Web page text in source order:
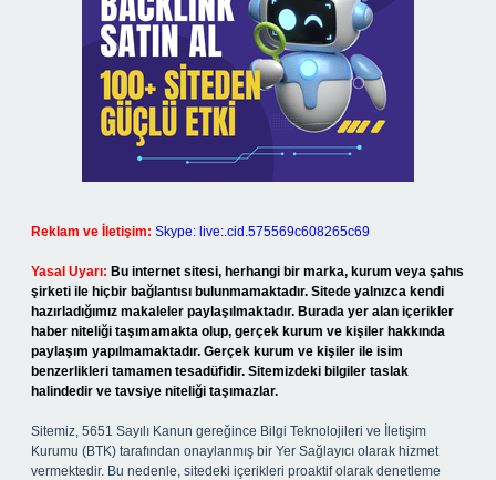
Reklam ve İletişim: Skype: live:.cid.575569c608265c69
Yasal Uyarı: Bu internet sitesi, herhangi bir marka, kurum veya şahıs
şirketi ile hiçbir bağlantısı bulunmamaktadır. Sitede yalnızca kendi
hazırladığımız makaleler paylaşılmaktadır. Burada yer alan içerikler
haber niteliği taşımamakta olup, gerçek kurum ve kişiler hakkında
paylaşım yapılmamaktadır. Gerçek kurum ve kişiler ile isim
benzerlikleri tamamen tesadüfidir. Sitemizdeki bilgiler taslak
halindedir ve tavsiye niteliği taşımazlar.
Sitemiz, 5651 Sayılı Kanun gereğince Bilgi Teknolojileri ve İletişim
Kurumu (BTK) tarafından onaylanmış bir Yer Sağlayıcı olarak hizmet
vermektedir. Bu nedenle, sitedeki içerikleri proaktif olarak denetleme